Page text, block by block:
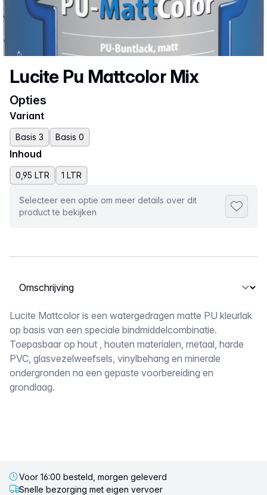
Productnaam
Lucite Pu Mattcolor Mix
Opties
Variant
Basis 3 Basis 0
Inhoud
0,95 LTR 1 LTR
Selecteer een optie om meer details over dit
product te bekijken
Selecteer een tabblad
Omschrijving
Lucite Mattcolor is een watergedragen matte PU kleurlak
op basis van een speciale bindmiddelcombinatie.
Toepasbaar op hout , houten materialen, metaal, harde
PVC, glasvezelweefsels, vinylbehang en minerale
ondergronden na een gepaste voorbereiding en
grondlaag.
Voor 16:00 besteld, morgen geleverd
Snelle bezorging met eigen vervoer